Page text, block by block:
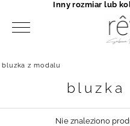
bluzka z modalu
bluzka
Nie znaleziono
Inny rozmiar lub